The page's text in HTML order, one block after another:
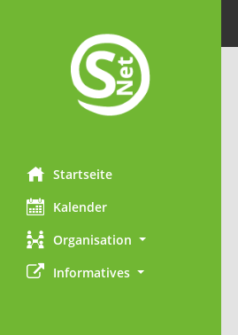
Startseite
Kalender
Organisation
Informatives